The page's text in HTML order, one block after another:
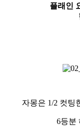
플래인
자몽은 1/2 컷팅
6등분